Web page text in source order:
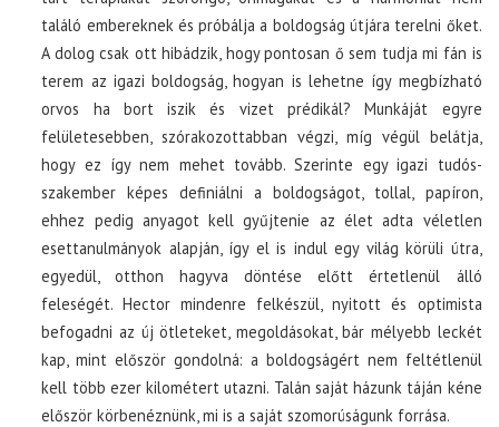
találó embereknek és próbálja a boldogság útjára terelni őket.
A dolog csak ott hibádzik, hogy pontosan ő sem tudja mi fán is
terem az igazi boldogság, hogyan is lehetne így megbízható
orvos ha bort iszik és vizet prédikál? Munkáját egyre
felületesebben, szórakozottabban végzi, míg végül belátja,
hogy ez így nem mehet tovább. Szerinte egy igazi tudós-
szakember képes definiálni a boldogságot, tollal, papíron,
ehhez pedig anyagot kell gyűjtenie az élet adta véletlen
esettanulmányok alapján, így el is indul egy világ körüli útra,
egyedül, otthon hagyva döntése előtt értetlenül álló
feleségét. Hector mindenre felkészül, nyitott és optimista
befogadni az új ötleteket, megoldásokat, bár mélyebb leckét
kap, mint először gondolná: a boldogságért nem feltétlenül
kell több ezer kilométert utazni. Talán saját házunk táján kéne
először körbenéznünk, mi is a saját szomorúságunk forrása.